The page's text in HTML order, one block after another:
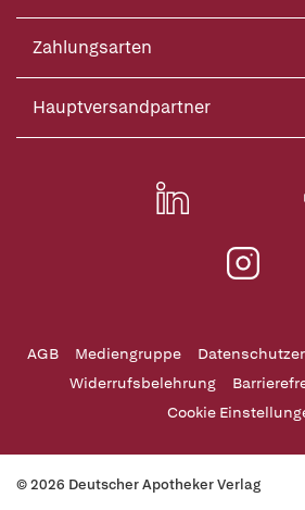
Zahlungsarten
Hauptversandpartner
AGB Mediengruppe
Widerrufsbelehrung
Cookie
© 2026 Deutscher Apotheker Verlag